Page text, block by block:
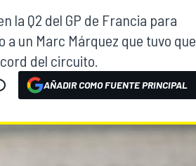
la Q2 del GP de Francia para
un Marc Márquez que tuvo que
del circuito.
AÑADIR COMO FUENTE PRINCIPAL